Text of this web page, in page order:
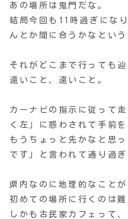
あの場所は鬼門だな。
結局今回も11時過ぎにな
んとか間に合うかなとい
それがどこまで行っても辿
遠いこと、遠いこと。
カーナビの指示に従って
く左」に惑わされて手前
もうちょっと先かなと思
です」と言われて通り過ぎ
県内なのに地理的なこと
初めての場所に行くのは難
しかも古民家カフェって